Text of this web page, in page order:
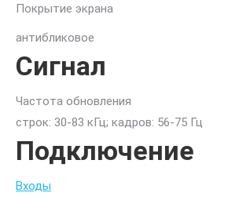
Покрытие экрана
антибликовое
Сигнал
Частота обновления
строк: 30-83 кГц; кадров: 56-75 Гц
Подключение
Входы